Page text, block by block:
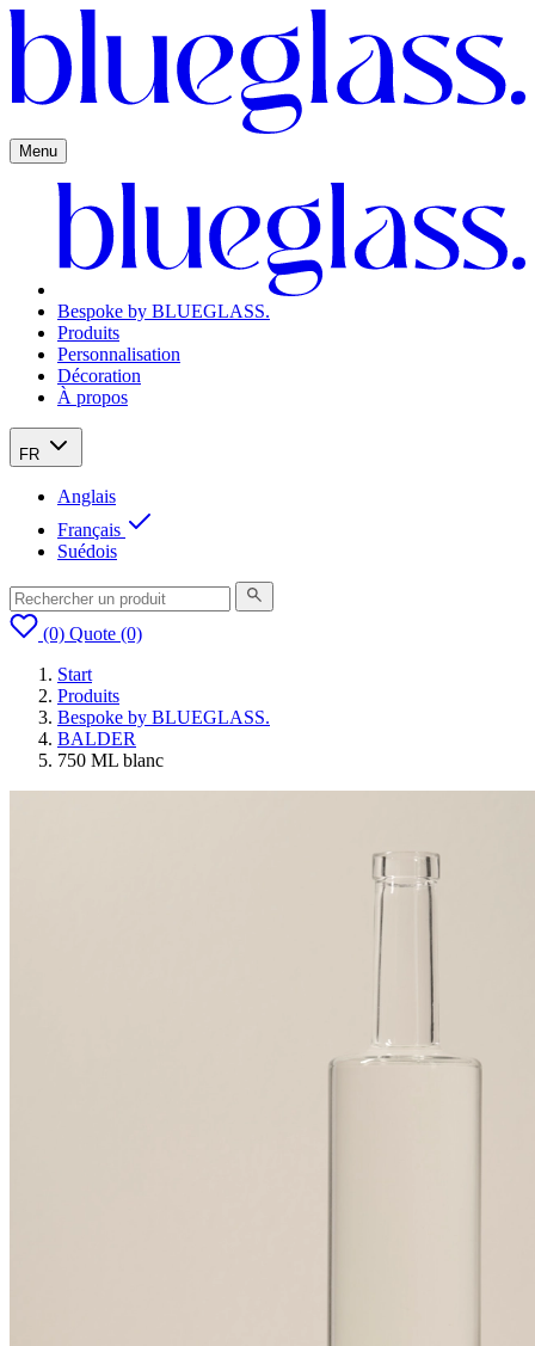
Menu
Bespoke by BLUEGLASS.
Produits
Personnalisation
Décoration
À propos
FR
Anglais
Français
Suédois
(0) Quote (0)
Start
Produits
Bespoke by BLUEGLASS.
BALDER
750 ML blanc